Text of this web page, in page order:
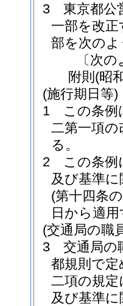
3
東京都公
一部を改
部を次の
〔次
附則 (昭
(施行期日等)
1
この条例
二第一項の
る。
2
この条例
及び基準
(第十四条
日から適
(交通局の職
3
交通局の
都規則で
二項の規
及び基準